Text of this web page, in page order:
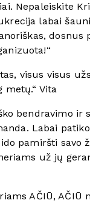
Nepaleiskite
labai
dosnus
visus visus
metų.“ Vita
bendravimo ir
Labai
pamiršti savo
už jų
AČIŪ, AČIŪ